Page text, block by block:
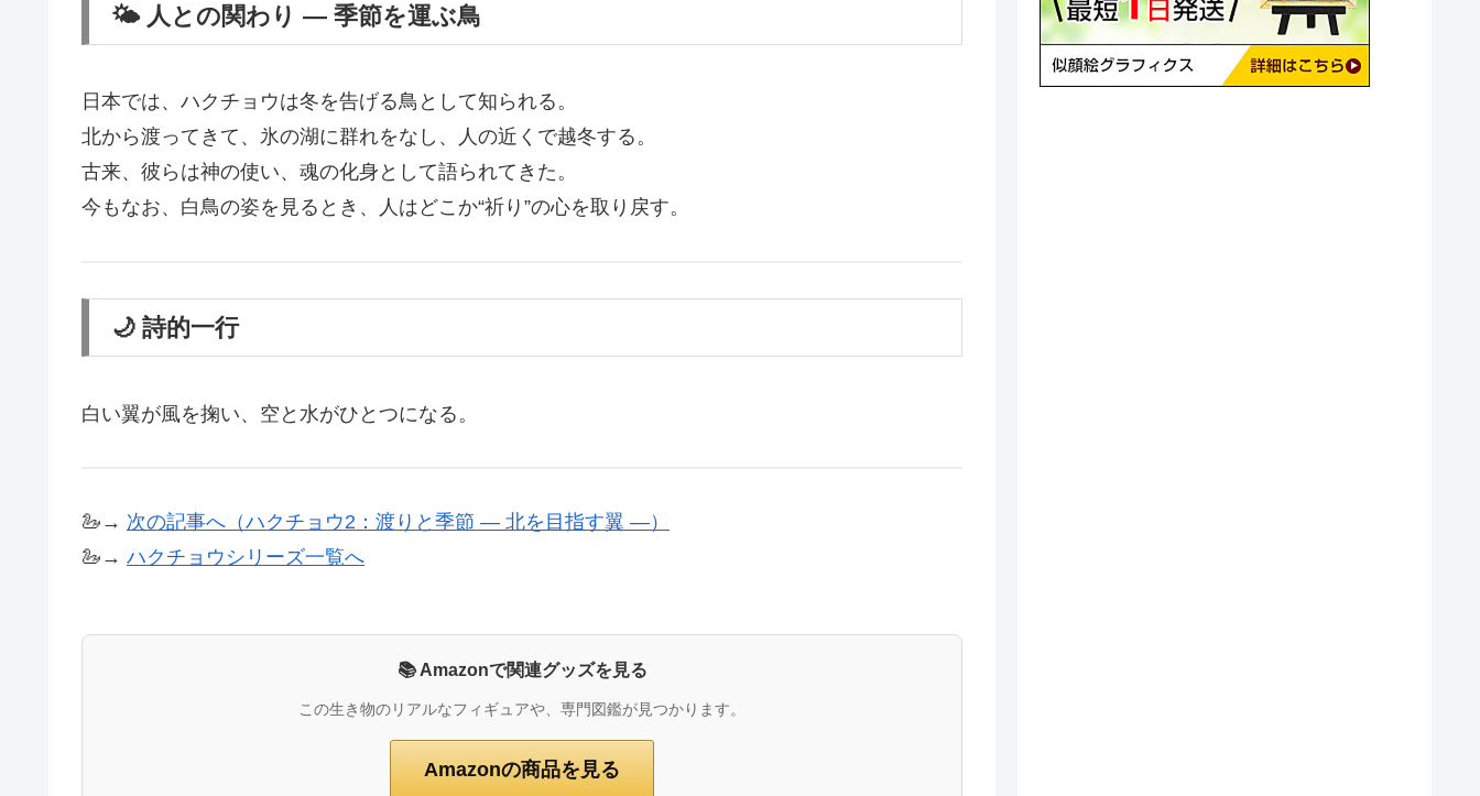
🌤 人との関わり ― 季節を運ぶ鳥
日本では、ハクチョウは冬を告げる鳥として知られる。
北から渡ってきて、氷の湖に群れをなし、人の近くで越冬する。
古来、彼らは神の使い、魂の化身として語られてきた。
今もなお、白鳥の姿を見るとき、人はどこか“祈り”の心を取り戻す。
🌙 詩的一行
白い翼が風を掬い、空と水がひとつになる。
🦢→ 次の記事へ（ハクチョウ2：渡りと季節 ― 北を目指す翼 ―）
🦢→ ハクチョウシリーズ一覧へ
📚 Amazonで関連グッズを見る
この生き物のリアルなフィギュアや、専門図鑑が見つかります。
Amazonの商品を見る